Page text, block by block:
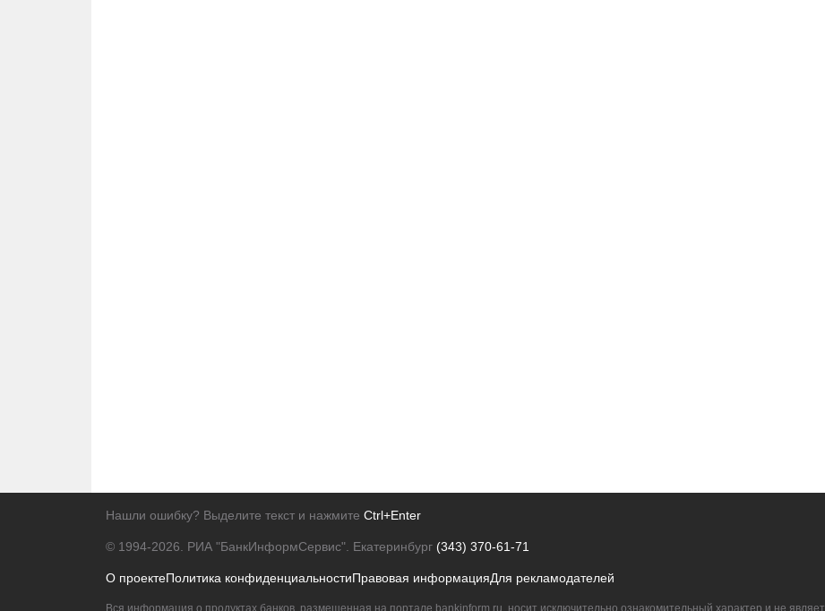
Нашли ошибку? Выделите текст и нажмите Ctrl+Enter
© 1994-2026. РИА "БанкИнформСервис". Екатеринбург (343) 370-61-71
О проектеПолитика конфиденциальностиПравовая информацияДля рекламодателей
Вся информация о продуктах банков, размещенная на портале bankinform.ru, носит исключительно ознакомительный характер и не